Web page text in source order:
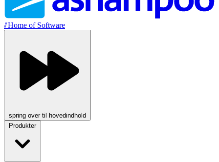
//Home of Software
spring over til hovedindhold
Produkter